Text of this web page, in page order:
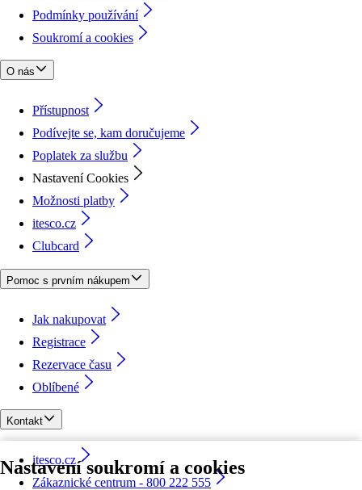
Nastavení soukromí a cookies
Podmínky používání
Soukromí a cookies
O nás
Přístupnost
Podívejte se, kam doručujeme
Poplatek za službu
Nastavení Cookies
Možnosti platby
itesco.cz
Clubcard
Pomoc s prvním nákupem
Jak nakupovat
Registrace
Rezervace času
Oblíbené
Kontakt
itesco.cz
Zákaznické centrum - 800 222 555